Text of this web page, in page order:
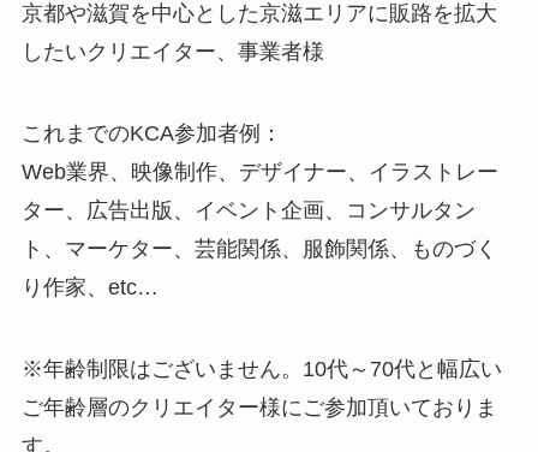
京都や滋賀を中心とした京滋エリアに販路を拡大
したいクリエイター、事業者様
これまでのKCA参加者例：
Web業界、映像制作、デザイナー、イラストレー
ター、広告出版、イベント企画、コンサルタン
ト、マーケター、芸能関係、服飾関係、ものづく
り作家、etc…
※年齢制限はございません。10代～70代と幅広い
ご年齢層のクリエイター様にご参加頂いておりま
す。